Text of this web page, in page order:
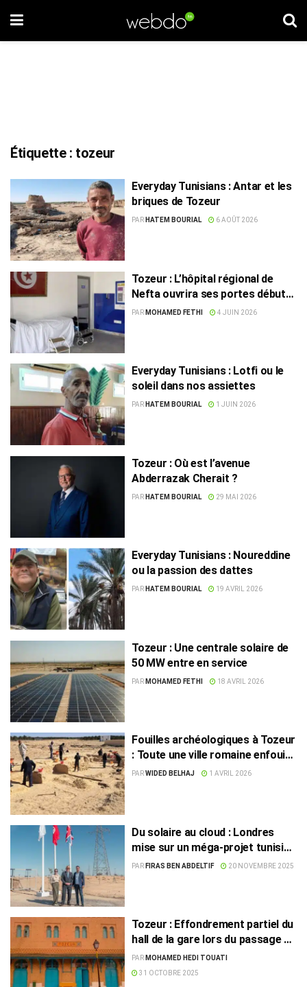
Étiquette : tozeur
Everyday Tunisians : Antar et les
briques de Tozeur
PAR HATEM BOURIAL 6 AOÛT 2026
Tozeur : L’hôpital régional de
Nefta ouvrira ses portes début
2027
PAR MOHAMED FETHI 4 JUIN 2026
Everyday Tunisians : Lotfi ou le
soleil dans nos assiettes
PAR HATEM BOURIAL 1 JUIN 2026
Tozeur : Où est l’avenue
Abderrazak Cherait ?
PAR HATEM BOURIAL 29 MAI 2026
Everyday Tunisians : Noureddine
ou la passion des dattes
PAR HATEM BOURIAL 19 AVRIL 2026
Tozeur : Une centrale solaire de
50 MW entre en service
PAR MOHAMED FETHI 18 AVRIL 2026
Fouilles archéologiques à Tozeur
: Toute une ville romaine enfouie
sous les sables
PARWIDED BELHAJ 1 AVRIL 2026
Du solaire au cloud : Londres
mise sur un méga-projet tunisien
pour 2027
PAR FIRAS BEN ABDELTIF 20 NOVEMBRE 2025
Tozeur : Effondrement partiel du
hall de la gare lors du passage du
Train Rose, trois blessées
PAR MOHAMED HEDI TOUATI
31 OCTOBRE 2025